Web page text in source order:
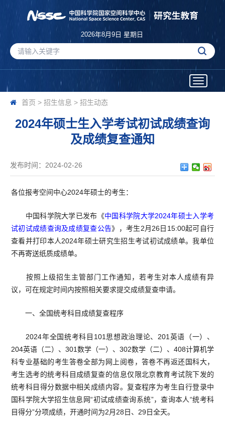
2026年8月9日 星期日
Toggle
首页 > 招生信息 > 招生动态
2024年硕士生入学考试初试成绩查询
及成绩复查通知
发布时间：2024-02-26
各位报考空间中心2024年硕士的考生：
中国科学院大学已发布《中国科学院大学2024年硕士入学考
试初试成绩查询及成绩复查公告》，考生2月 26 日 15:00起可自行
查看并打印本人2024年硕士研究生招生考试初试成绩单。我单位
不再寄送纸质成绩单。
按照上级招生主管部门工作通知，若考生对本人成绩有异
议，可在规定时间内按照相关要求提交成绩复查申请。
一、全国统考科目成绩复查程序
2024年全国统考科目 101 思想政治理论、 201 英语（一）、
204英语（二）、 301数学（一）、 302数学（二）、 408计算机学
科专业基础的考生答卷全部为网上阅卷，答卷不再返还国科大，
考生选考的统考科目成绩复查的信息仅限北京教育考试院下发的
统考科目得分数据中相关成绩内容。复查程序为考生自行登录中
国科学院大学招生信息网“初试成绩查询系统”，查询本人“统考科
目得分”分项成绩，开通时间为2月 28 日、 29日全天。